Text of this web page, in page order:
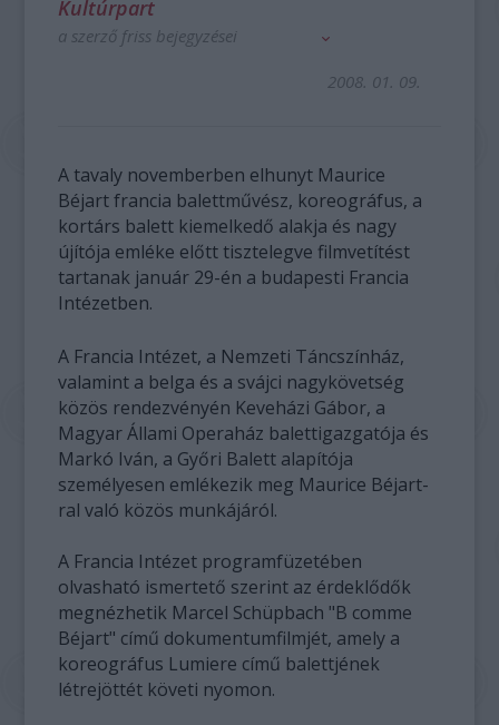
Kultúrpart
a szerző friss bejegyzései
2008. 01. 09.
A tavaly novemberben elhunyt Maurice
Béjart francia balettművész, koreográfus, a
kortárs balett kiemelkedő alakja és nagy
újítója emléke előtt tisztelegve filmvetítést
tartanak január 29-én a budapesti Francia
Intézetben.
A Francia Intézet, a Nemzeti Táncszínház,
valamint a belga és a svájci nagykövetség
közös rendezvényén Keveházi Gábor, a
Magyar Állami Operaház balettigazgatója és
Markó Iván, a Győri Balett alapítója
személyesen emlékezik meg Maurice Béjart-
ral való közös munkájáról.
A Francia Intézet programfüzetében
olvasható ismertető szerint az érdeklődők
megnézhetik Marcel Schüpbach "B comme
Béjart" című dokumentumfilmjét, amely a
koreográfus Lumiere című balettjének
létrejöttét követi nyomon.